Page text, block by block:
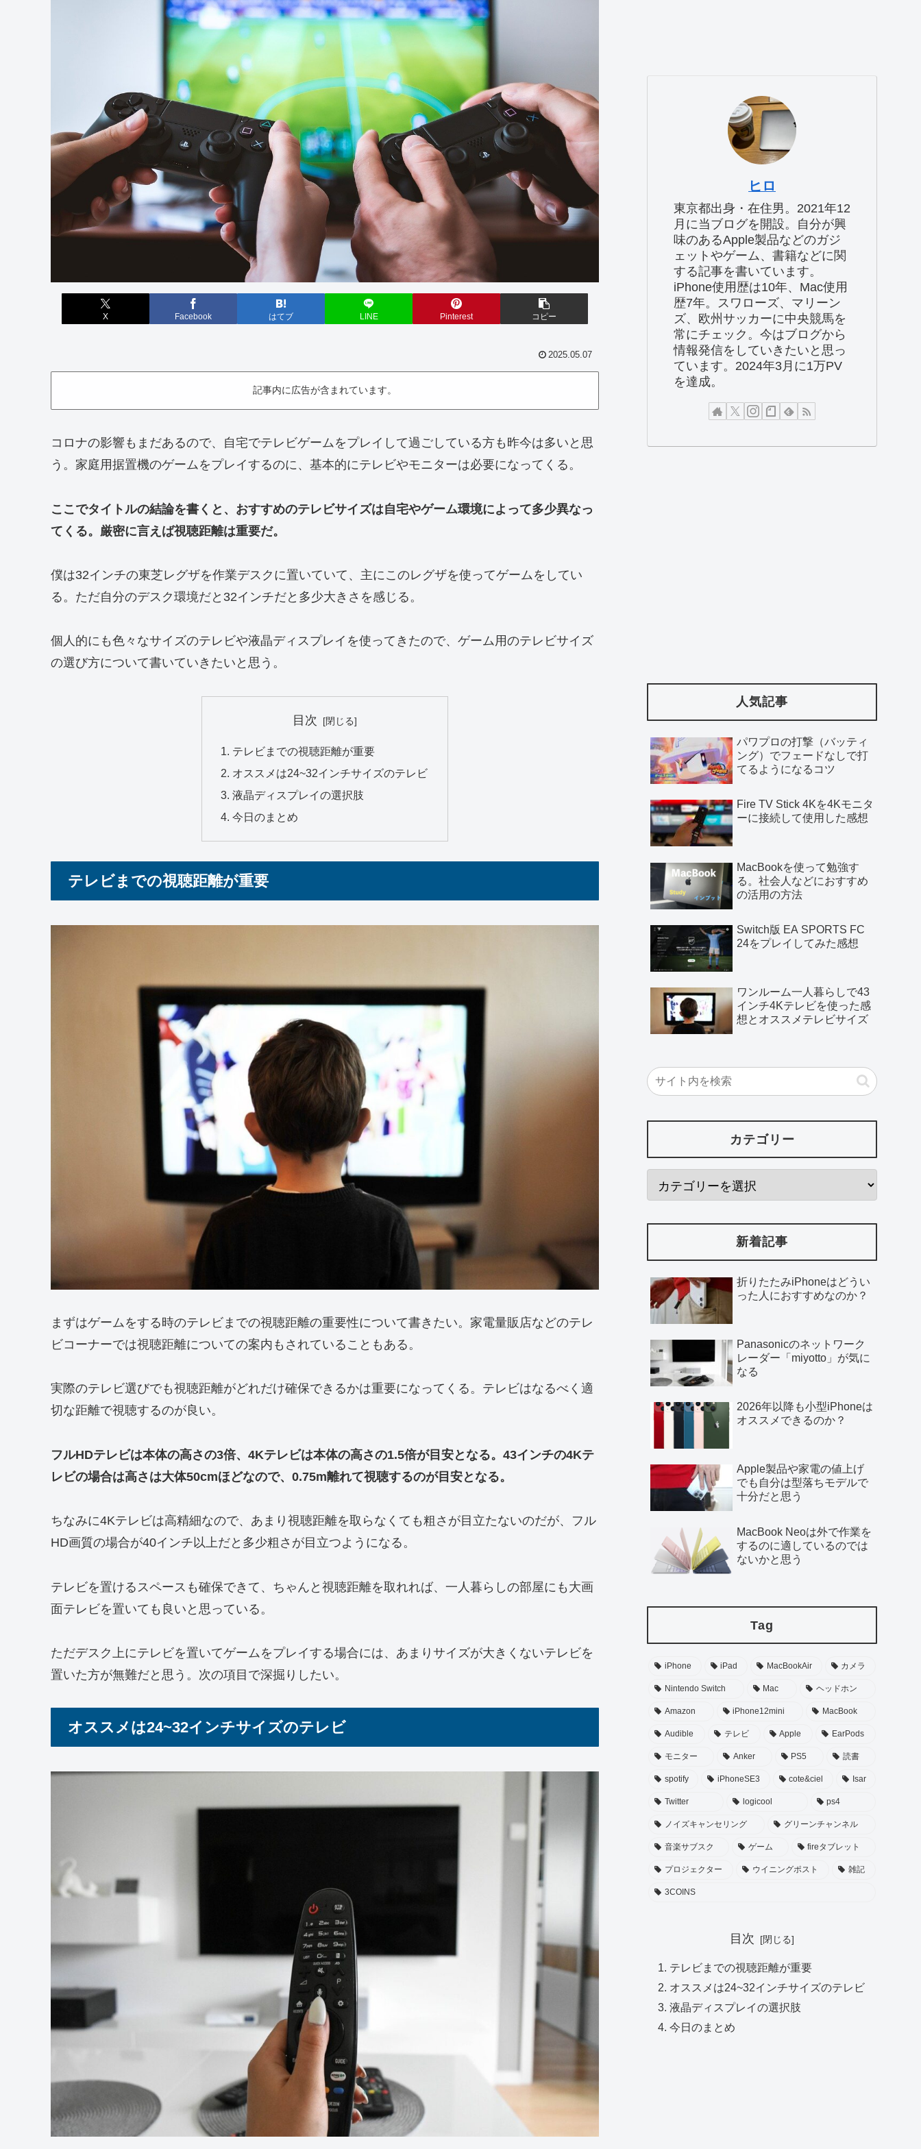
X Facebook はてブ LINE Pinterest コピー
2025.05.07
記事内に広告が含まれています。
コロナの影響もまだあるので、自宅でテレビゲームをプレイして過ごしている方も昨今は多いと思
う。家庭用据置機のゲームをプレイするのに、基本的にテレビやモニターは必要になってくる。
ここでタイトルの結論を書くと、おすすめのテレビサイズは自宅やゲーム環境によって多少異なっ
てくる。厳密に言えば視聴距離は重要だ。
僕は32インチの東芝レグザを作業デスクに置いていて、主にこのレグザを使ってゲームをしてい
る。ただ自分のデスク環境だと32インチだと多少大きさを感じる。
個人的にも色々なサイズのテレビや液晶ディスプレイを使ってきたので、ゲーム用のテレビサイズ
の選び方について書いていきたいと思う。
目次
テレビまでの視聴距離が重要
オススメは24~32インチサイズのテレビ
液晶ディスプレイの選択肢
今日のまとめ
テレビまでの視聴距離が重要
まずはゲームをする時のテレビまでの視聴距離の重要性について書きたい。家電量販店などのテレ
ビコーナーでは視聴距離についての案内もされていることもある。
実際のテレビ選びでも視聴距離がどれだけ確保できるかは重要になってくる。テレビはなるべく適
切な距離で視聴するのが良い。
フルHDテレビは本体の高さの3倍、4Kテレビは本体の高さの1.5倍が目安となる。43インチの4Kテ
レビの場合は高さは大体50cmほどなので、0.75m離れて視聴するのが目安となる。
ちなみに4Kテレビは高精細なので、あまり視聴距離を取らなくても粗さが目立たないのだが、フル
HD画質の場合が40インチ以上だと多少粗さが目立つようになる。
テレビを置けるスペースも確保できて、ちゃんと視聴距離を取れれば、一人暮らしの部屋にも大画
面テレビを置いても良いと思っている。
ただデスク上にテレビを置いてゲームをプレイする場合には、あまりサイズが大きくないテレビを
置いた方が無難だと思う。次の項目で深掘りしたい。
オススメは24~32インチサイズのテレビ
ヒロ
東京都出身・在住男。2021年12
月に当ブログを開設。自分が興
味のあるApple製品などのガジ
ェットやゲーム、書籍などに関
する記事を書いています。
iPhone使用歴は10年、Mac使用
歴7年。スワローズ、マリーン
ズ、欧州サッカーに中央競馬を
常にチェック。今はブログから
情報発信をしていきたいと思っ
ています。2024年3月に1万PV
を達成。
人気記事
パワプロの打撃（バッティ
ング）でフェードなしで打
てるようになるコツ
Fire TV Stick 4Kを4Kモニタ
ーに接続して使用した感想
MacBookを使って勉強す
る。社会人などにおすすめ
の活用の方法
Switch版 EA SPORTS FC
24をプレイしてみた感想
ワンルーム一人暮らしで43
インチ4Kテレビを使った感
想とオススメテレビサイズ
カテゴリー
新着記事
折りたたみiPhoneはどうい
った人におすすめなのか？
Panasonicのネットワーク
レーダー「miyotto」が気に
なる
2026年以降も小型iPhoneは
オススメできるのか？
Apple製品や家電の値上げ
でも自分は型落ちモデルで
十分だと思う
MacBook Neoは外で作業を
するのに適しているのでは
ないかと思う
Tag
iPhone iPad MacBookAir カメラ
Nintendo Switch Mac ヘッドホン
Amazon iPhone12mini MacBook
Audible テレビ Apple EarPods
モニター Anker PS5 読書
spotify iPhoneSE3 cote&ciel Isar
Twitter logicool ps4
ノイズキャンセリング グリーンチャンネル
音楽サブスク ゲーム fireタブレット
プロジェクター ウイニングポスト 雑記
3COINS
目次
テレビまでの視聴距離が重要
オススメは24~32インチサイズのテレビ
液晶ディスプレイの選択肢
今日のまとめ